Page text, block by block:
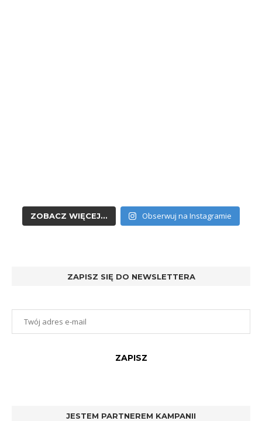
ZOBACZ WIĘCEJ... Obserwuj na Instagramie
ZAPISZ SIĘ DO NEWSLETTERA
JESTEM PARTNEREM KAMPANII